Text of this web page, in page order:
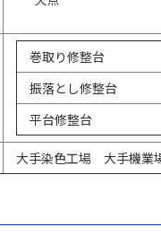
巻取り修整台
振落とし修整台
平台修整台
大手染色工場 大手機